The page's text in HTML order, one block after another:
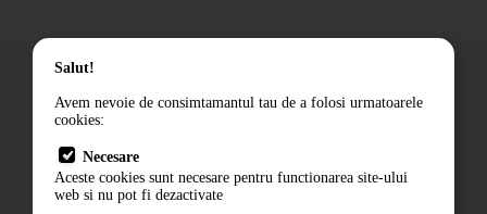
Cum comand
Livrare
Contact
Salut!
Avem nevoie de consimtamantul tau de a folosi urmatoarele
cookies:
Necesare
Aceste cookies sunt necesare pentru functionarea site-ului
web si nu pot fi dezactivate